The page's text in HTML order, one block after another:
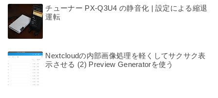
チューナー PX-Q3U4 の静音化 | 設定による縮退
運転
Nextcloudの内部画像処理を軽くしてサクサク表
示させる (2) Preview Generatorを使う